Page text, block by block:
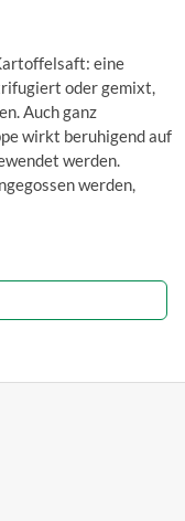
eine
oder gemixt,
Auch ganz
wirkt beruhigend auf
werden.
werden,